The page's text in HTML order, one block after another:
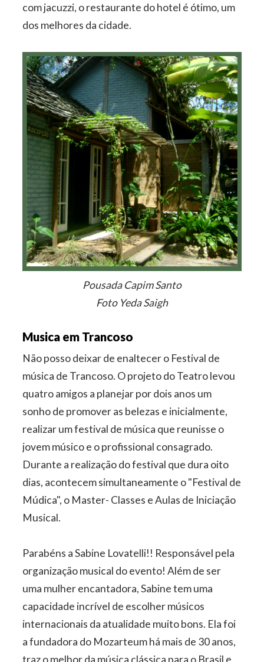
com jacuzzi, o restaurante do hotel é ótimo, um
dos melhores da cidade.
Pousada Capim Santo
Foto Yeda Saigh
Musica em Trancoso
Não posso deixar de enaltecer o Festival de
música de Trancoso. O projeto do Teatro levou
quatro amigos a planejar por dois anos um
sonho de promover as belezas e inicialmente,
realizar um festival de música que reunisse o
jovem músico e o profissional consagrado.
Durante a realização do festival que dura oito
dias, acontecem simultaneamente o "Festival de
Múdica", o Master- Classes e Aulas de Iniciação
Musical.
Parabéns a Sabine Lovatelli!! Responsável pela
organização musical do evento! Além de ser
uma mulher encantadora, Sabine tem uma
capacidade incrível de escolher músicos
internacionais da atualidade muito bons. Ela foi
a fundadora do Mozarteum há mais de 30 anos,
traz o melhor da música clássica para o Brasil e